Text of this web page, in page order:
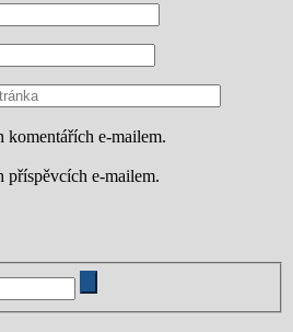
e-mailem.
e-mailem.